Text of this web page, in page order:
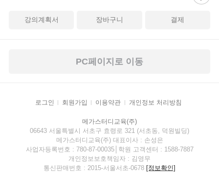
강의계획서 장바구니 결제
PC페이지로 이동
로그인 회원가입 이용약관 개인정보 처리방침
메가스터디교육(주)
06643 서울특별시 서초구 효령로 321 (서초동, 덕원빌딩)
메가스터디교육(주) 대표이사 : 손성은
사업자등록번호 : 780-87-00035│학원 고객센터 : 1588-7887
개인정보보호책임자 : 김영무
통신판매번호 : 2015-서울서초-0678 [정보확인]